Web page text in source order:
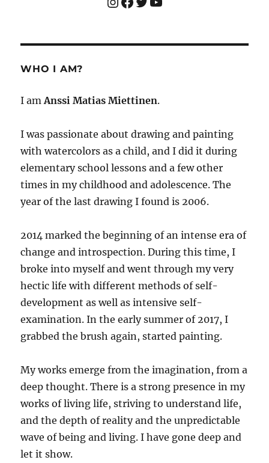
WHO I AM?
I amAnssi Matias Miettinen.
I was passionate about drawing and painting
with watercolors as a child, and I did it during
elementary school lessons and a few other
times in my childhood and adolescence. The
year of the last drawing I found is 2006.
2014 marked the beginning of an intense era of
change and introspection. During this time, I
broke into myself and went through my very
hectic life with different methods of self-
development as well as intensive self-
examination. In the early summer of 2017, I
grabbed the brush again, started painting.
My works emerge from the imagination, from a
deep thought. There is a strong presence in my
works of living life, striving to understand life,
and the depth of reality and the unpredictable
wave of being and living. I have gone deep and
let it show.